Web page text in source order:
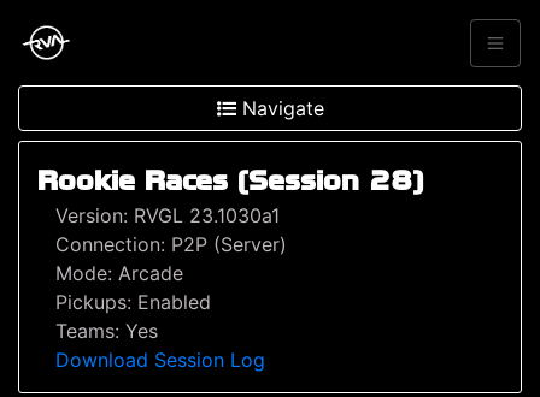
Navigate
Rookie Races (Session 28)
Version: RVGL 23.1030a1
Connection: P2P (Server)
Mode: Arcade
Pickups: Enabled
Teams: Yes
Download Session Log